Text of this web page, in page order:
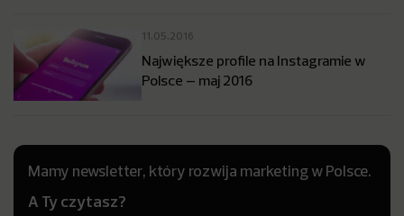
11.05.2016
Największe profile na Instagramie w
Polsce – maj 2016
Mamy newsletter, który rozwija marketing w Polsce.
A Ty czytasz?